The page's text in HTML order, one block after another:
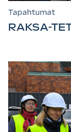
Tapahtumat
RAKSA-